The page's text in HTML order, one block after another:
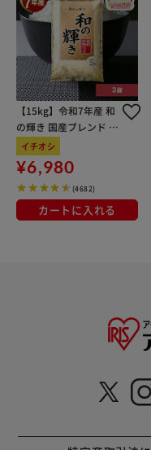
【15kg】令和7年産 和
の輝き 国産ブレンド 5
kg×3袋
イチオシ
¥6,980
(4682)
カートに入れる